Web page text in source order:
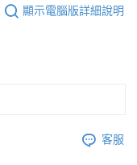
先享後付」服務完成之交
失，本公司不負相關責
形，本公司將視審查結果
顯示電腦版詳細說明
客服